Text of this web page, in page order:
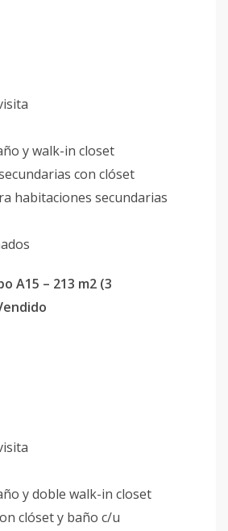
y walk-in closet
con clóset
habitaciones secundarias
A15 – 213 m2 (3
y doble walk-in closet
clóset y baño c/u